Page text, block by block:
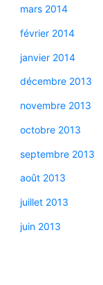
mars 2014
février 2014
janvier 2014
décembre 2013
novembre 2013
octobre 2013
septembre 2013
août 2013
juillet 2013
juin 2013